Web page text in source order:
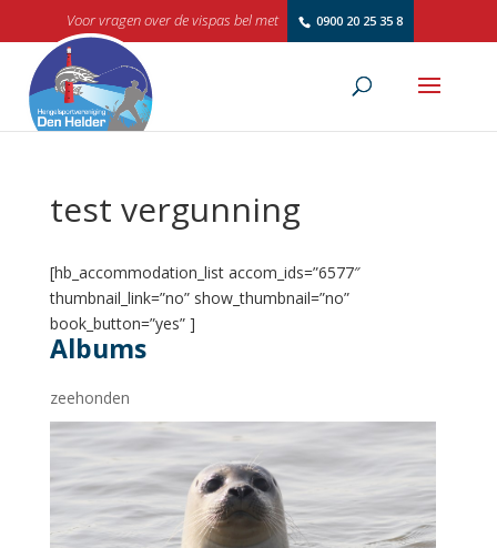
Voor vragen over de vispas bel met 0900 20 25 35 8
test vergunning
[hb_accommodation_list accom_ids=”6577″
thumbnail_link=”no” show_thumbnail=”no”
book_button=”yes” ]
Albums
zeehonden